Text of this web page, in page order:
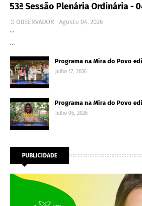
53ª Sessão Plenária Ordinária -
O OBSERVADOR
Agosto 04, 2026
…
…
Programa na Mira do Povo
Julho 17, 2026
Programa na Mira do Povo
Julho 06, 2026
PUBLICIDADE